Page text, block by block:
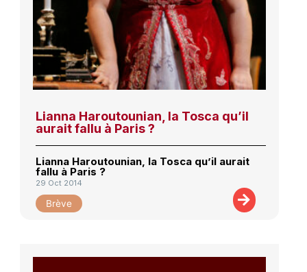
Lianna Haroutounian, la Tosca qu’il
aurait fallu à Paris ?
Lianna Haroutounian, la Tosca qu’il aurait
fallu à Paris ?
29 Oct 2014
Brève